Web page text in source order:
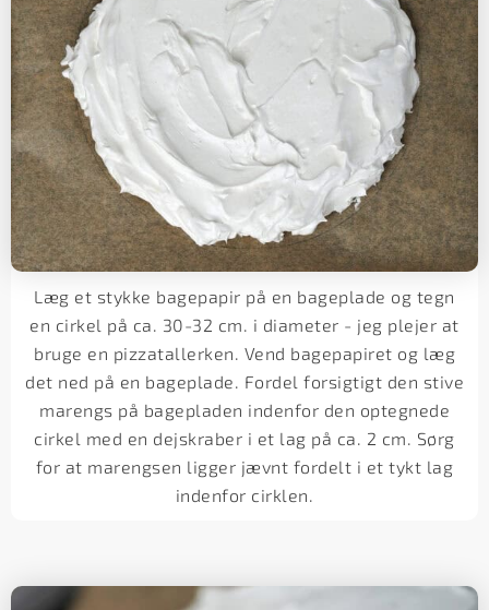
Læg et stykke bagepapir på en bageplade og tegn
en cirkel på ca. 30-32 cm. i diameter - jeg plejer at
bruge en pizzatallerken. Vend bagepapiret og læg
det ned på en bageplade. Fordel forsigtigt den stive
marengs på bagepladen indenfor den optegnede
cirkel med en dejskraber i et lag på ca. 2 cm. Sørg
for at marengsen ligger jævnt fordelt i et tykt lag
indenfor cirklen.